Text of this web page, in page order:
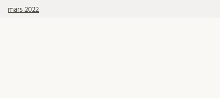
mars 2022